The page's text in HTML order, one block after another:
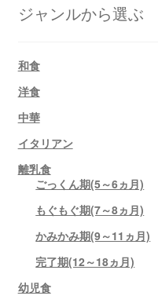
ジャンルから選ぶ
和食
洋食
中華
イタリアン
離乳食
ごっくん期(5～6ヵ月)
もぐもぐ期(7～8ヵ月)
かみかみ期(9～11ヵ月)
完了期(12～18ヵ月)
幼児食